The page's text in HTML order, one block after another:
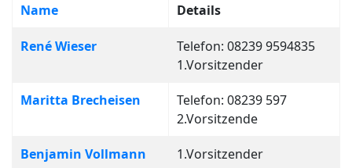
Kontakte,
Name Details
René Wieser
Telefon: 08239 9594835
1.Vorsitzender
Maritta Brecheisen
Telefon: 08239 597
2.Vorsitzende
Benjamin Vollmann 1.Vorsitzender